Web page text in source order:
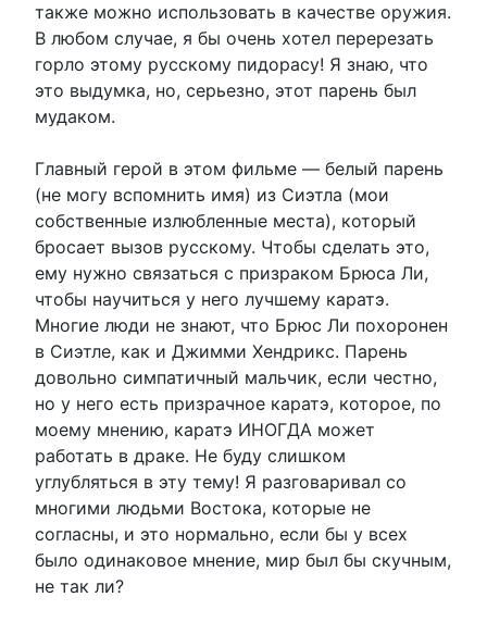
также можно использовать в качестве оружия.
В любом случае, я бы очень хотел перерезать
горло этому русскому пидорасу! Я знаю, что
это выдумка, но, серьезно, этот парень был
мудаком.
Главный герой в этом фильме — белый парень
(не могу вспомнить имя) из Сиэтла (мои
собственные излюбленные места), который
бросает вызов русскому. Чтобы сделать это,
ему нужно связаться с призраком Брюса Ли,
чтобы научиться у него лучшему каратэ.
Многие люди не знают, что Брюс Ли похоронен
в Сиэтле, как и Джимми Хендрикс. Парень
довольно симпатичный мальчик, если честно,
но у него есть призрачное каратэ, которое, по
моему мнению, каратэ ИНОГДА может
работать в драке. Не буду слишком
углубляться в эту тему! Я разговаривал со
многими людьми Востока, которые не
согласны, и это нормально, если бы у всех
было одинаковое мнение, мир был бы скучным,
не так ли?